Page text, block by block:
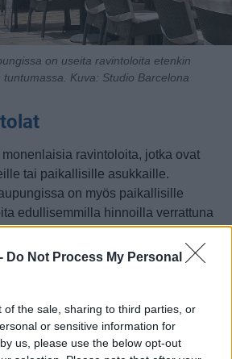
Do Not Process My Personal
of the sale, sharing to third parties, or
or sensitive information for
us, please use the below opt-out
on useita ravintoloita etenkin
Kuva: Studio Barcelona
ravintoloita, jotka ovat
tai paikallisille asukkaille.
on myös paikallisille
edullisemmilla hinnoilla verrattuna
d'Alcúdian turistikohteisiin.
on useita ravintoloita etenkin
tuntumassa.
sekä sen poikkikadut Carrer
Mariners ovat suosittuja
monenlaisia ruokapaikkoja.